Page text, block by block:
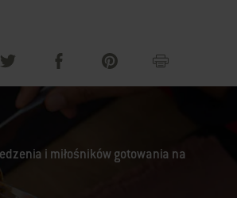
i miłośników gotowania na